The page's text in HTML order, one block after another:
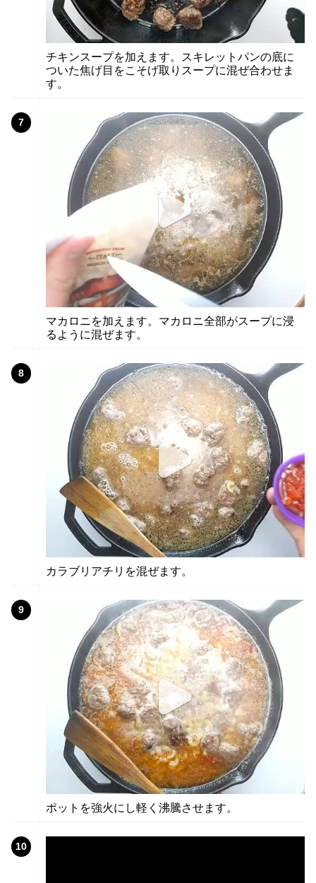
チキンスープを加えます。スキレットパンの底に
ついた焦げ目をこそげ取りスープに混ぜ合わせま
す。
7
マカロニを加えます。マカロニ全部がスープに浸
るように混ぜます。
8
カラブリアチリを混ぜます。
9
ポットを強火にし軽く沸騰させます。
10